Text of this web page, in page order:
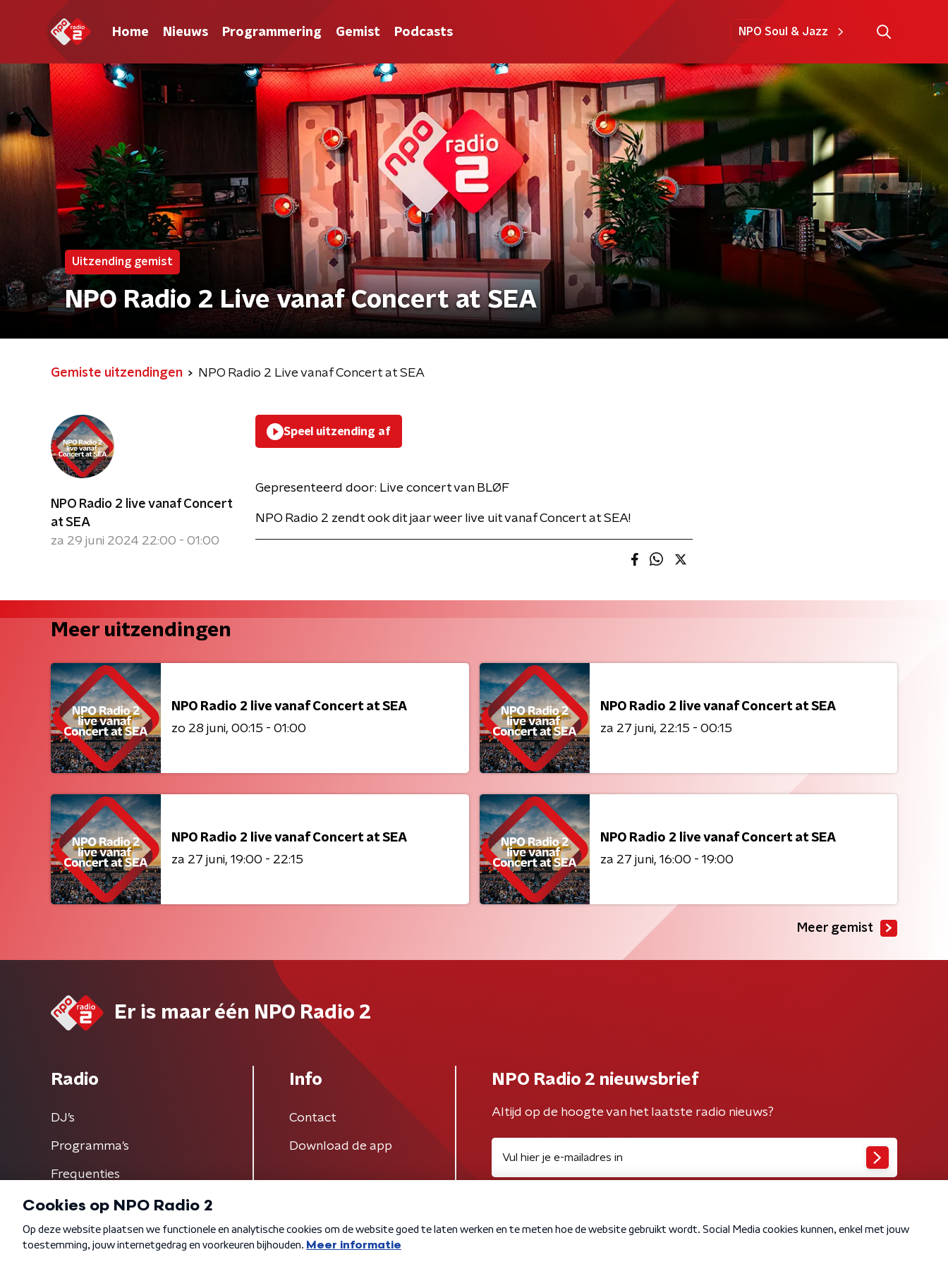
Home Nieuws Programmering Gemist Podcasts NPO Soul & Jazz
Uitzending gemist
NPO Radio 2 Live vanaf Concert at SEA
Gemiste uitzendingen NPO Radio 2 Live vanaf Concert at SEA
NPO Radio 2 live vanaf Concert
at SEA
za 29 juni 2024 22:00 - 01:00
Speel uitzending af
Gepresenteerd door: Live concert van BLØF
NPO Radio 2 zendt ook dit jaar weer live uit vanaf Concert at SEA!
Meer uitzendingen
NPO Radio 2 live vanaf Concert at SEA
zo 28 juni 00:15 - 01:00
NPO Radio 2 live vanaf Concert at SEA
za 27 juni 22:15 - 00:15
NPO Radio 2 live vanaf Concert at SEA
za 27 juni 19:00 - 22:15
NPO Radio 2 live vanaf Concert at SEA
za 27 juni 16:00 - 19:00
Meer gemist
Er is maar één NPO Radio 2
Radio
DJ’s
Programma's
Frequenties
Info
Contact
Download de app
NPO Radio 2 nieuwsbrief
Altijd op de hoogte van het laatste radio nieuws?
Algemene voorwaarden Privacybeleid